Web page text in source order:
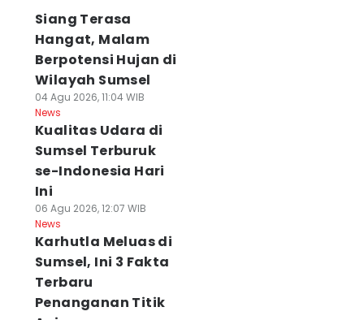
Siang Terasa
Hangat, Malam
Berpotensi Hujan di
Wilayah Sumsel
04 Agu 2026, 11:04 WIB
News
Kualitas Udara di
Sumsel Terburuk
se-Indonesia Hari
Ini
06 Agu 2026, 12:07 WIB
News
Karhutla Meluas di
Sumsel, Ini 3 Fakta
Terbaru
Penanganan Titik